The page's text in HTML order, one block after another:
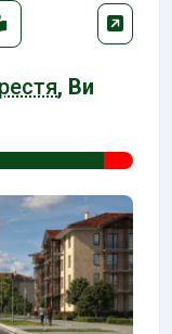
, Ви